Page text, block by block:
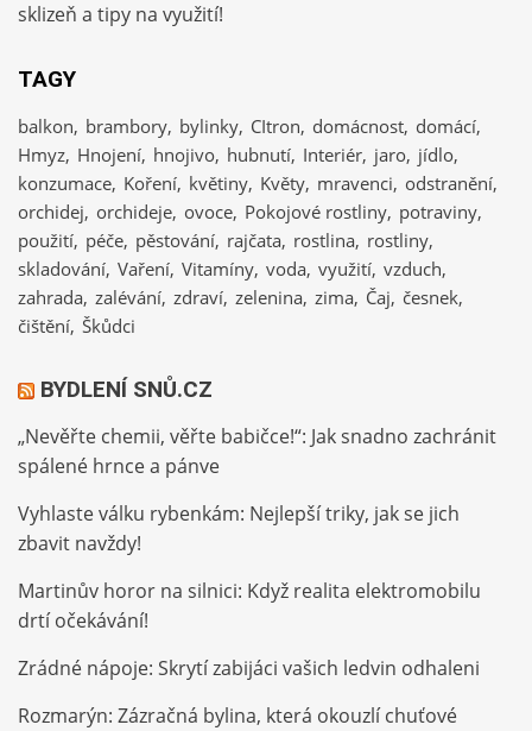
sklizeň a tipy na využití!
TAGY
balkon brambory bylinky CItron domácnost domácí
Hmyz Hnojení hnojivo hubnutí Interiér jaro jídlo
konzumace Koření květiny Květy mravenci odstranění
orchidej orchideje ovoce Pokojové rostliny potraviny
použití péče pěstování rajčata rostlina rostliny
skladování Vaření Vitamíny voda využití vzduch
zahrada zalévání zdraví zelenina zima Čaj česnek
čištění Škůdci
BYDLENÍ SNŮ.CZ
„Nevěřte chemii, věřte babičce!“: Jak snadno zachránit
spálené hrnce a pánve
Vyhlaste válku rybenkám: Nejlepší triky, jak se jich
zbavit navždy!
Martinův horor na silnici: Když realita elektromobilu
drtí očekávání!
Zrádné nápoje: Skrytí zabijáci vašich ledvin odhaleni
Rozmarýn: Zázračná bylina, která okouzlí chuťové